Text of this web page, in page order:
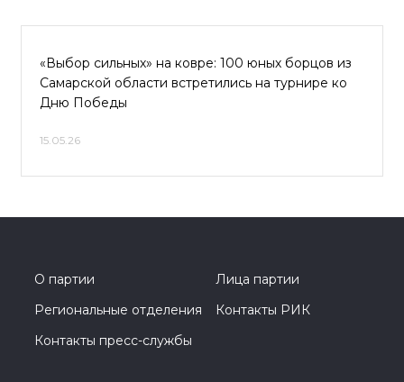
«Выбор сильных» на ковре: 100 юных борцов из
Самарской области встретились на турнире ко
Дню Победы
15.05.26
О партии
Лица партии
Региональные отделения
Контакты РИК
Контакты пресс-службы